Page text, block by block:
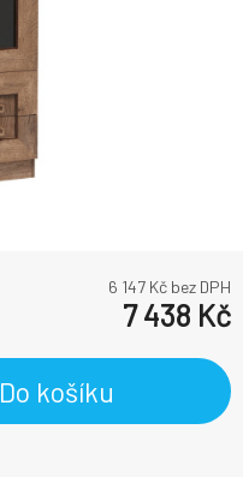
6 147 Kč bez DPH
7 438 Kč
Do košíku